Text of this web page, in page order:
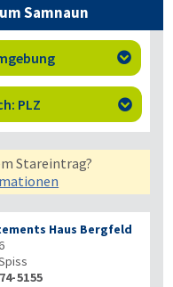
Samnaun

PLZ 
Stareintrag?
Haus Bergfeld
5155